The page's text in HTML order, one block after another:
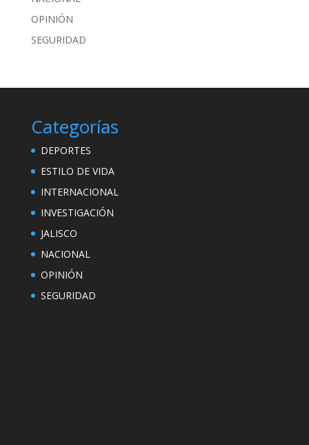
OPINIÓN
SEGURIDAD
Categorías
DEPORTES
ESTILO DE VIDA
INTERNACIONAL
INVESTIGACIÓN
JALISCO
NACIONAL
OPINIÓN
SEGURIDAD